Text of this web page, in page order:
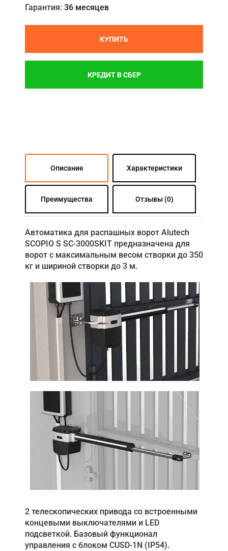
Контакты
Гарантия: 36 месяцев
КУПИТЬ
КРЕДИТ В СБЕР
Описание Характеристики
Преимущества Отзывы (0)
Автоматика для распашных ворот Alutech
SCOPIO S SC-3000SKIT предназначена для
ворот с максимальным весом створки до 350
кг и шириной створки до 3 м.
2 телескопических привода со встроенными
концевыми выключателями и LED
подсветкой. Базовый функционал
управления с блоком CUSD-1N (IP54).